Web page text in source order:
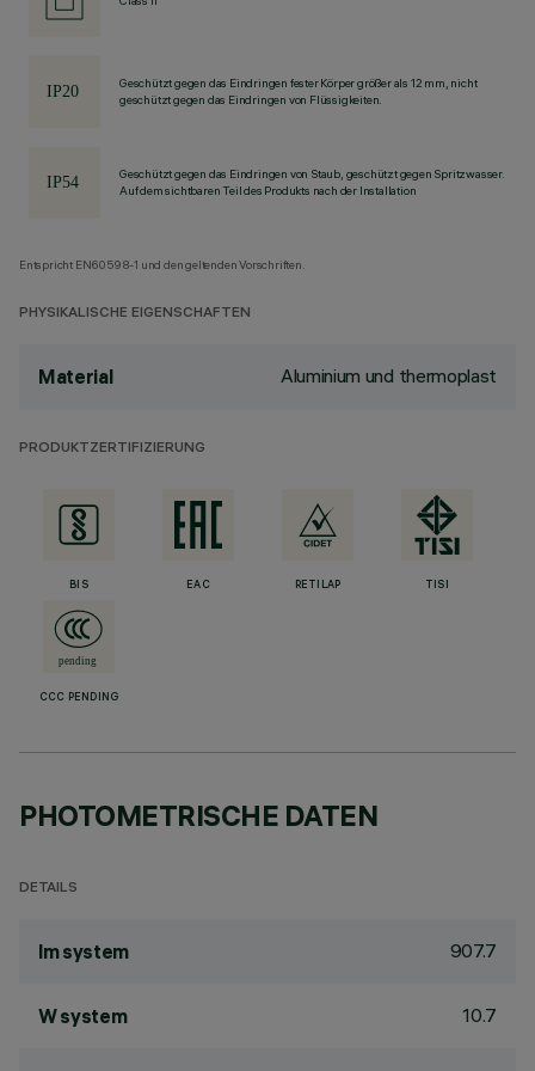
Geschützt gegen das Eindringen fester Körper größer als 12 mm, nicht
geschützt gegen das Eindringen von Flüssigkeiten.
Geschützt gegen das Eindringen von Staub, geschützt gegen Spritzwasser.
Auf dem sichtbaren Teil des Produkts nach der Installation
Entspricht EN60598-1 und den geltenden Vorschriften.
PHYSIKALISCHE EIGENSCHAFTEN
Material Aluminium und thermoplast
PRODUKTZERTIFIZIERUNG
BIS EAC RETILAP TISI
CCC PENDING
PHOTOMETRISCHE DATEN
DETAILS
lm system 907.7
W system 10.7